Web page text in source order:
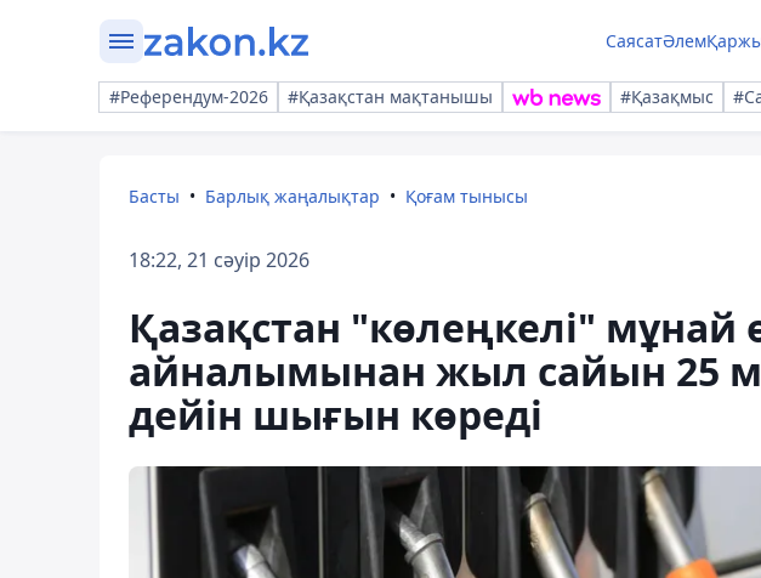
СаясатӘлем
#Референдум-2026 #Қазақстан мақтанышы #Қазақмыс
Басты Барлық жаңалықтар Қоғам тынысы
18:22, 21 сәуір 2026
Қазақстан "көлеңкелі" мұнай
айналымынан жыл сайын 25
дейін шығын көреді